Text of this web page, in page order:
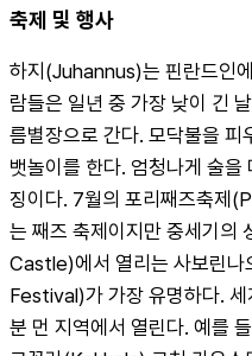
축제 및 행사
하지(Juhannus)는 핀란드인
람들은 일년 중 가장 낮이 긴
름별장으로 간다. 모닥불을 피
뱃놀이를 한다. 엄청나게 술을
징이다. 7월의 포리째즈축제
는 째즈 축제이지만 중세기의
Castle)에서 열리는 사보린
Festival)가 가장 유명하다.
분 먼 지역에서 열린다. 예를